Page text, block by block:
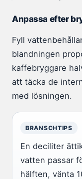
Anpassa efter
Fyll
blandningen
kaffebryggare
att täcka de
med lösningen.
BRANSCHTIPS
En deciliter
vatten passar
hälften, vänta